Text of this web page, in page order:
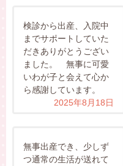
検診から出産、入院中
までサポートしていた
だきありがとうござい
ました。 無事に可愛
いわが子と会えて心か
ら感謝しています。
2025年8月18日
無事出産でき、少しず
つ通常の生活が送れて